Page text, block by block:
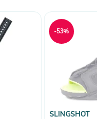
SLINGSHOT
-53%